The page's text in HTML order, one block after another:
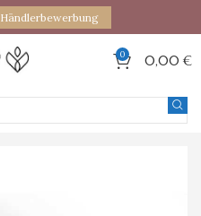
Händlerbewerbung
0 0,00 €